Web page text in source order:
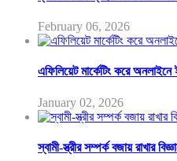
February 06, 2026
এফিলিয়েট মার্কেটিং করে অনলাইনে
January 02, 2026
স্বামী-স্ত্রীর সম্পর্ক বজায় রাখার